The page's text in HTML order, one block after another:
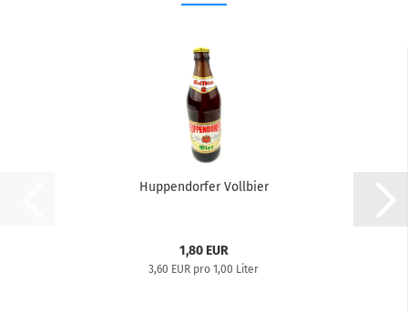
Huppendorfer Vollbier
1,80 EUR
3,60 EUR pro 1,00 Liter